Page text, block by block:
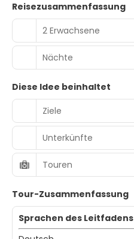
Reisezusammenfassung
2 Erwachsene
Nächte
Diese Idee beinhaltet
Ziele
Unterkünfte
Touren
Tour-Zusammenfassung
Sprachen des Leitfadens